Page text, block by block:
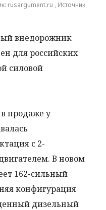
rusargument.ru , Источник
внедорожник
для российских
силовой
продаже у
с 2-
В новом
162-сильный
конфигурация
дизельный